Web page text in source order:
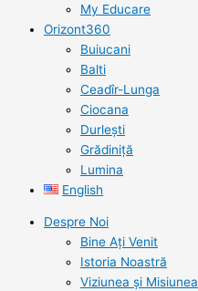
My Educare
Orizont360
Buiucani
Balti
Ceadîr-Lunga
Ciocana
Durlești
Grădiniță
Lumina
English
Despre Noi
Bine Ați Venit
Istoria Noastră
Viziunea şi Misiunea